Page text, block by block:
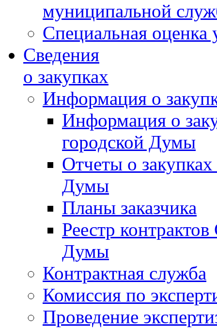
муниципальной
Специальная оценка
Сведения
о закупках
Информация о
Информация о
городской Думы
Отчеты о
Думы
Планы заказчика
Реестр
Думы
Контрактная служба
Комиссия по
Проведение